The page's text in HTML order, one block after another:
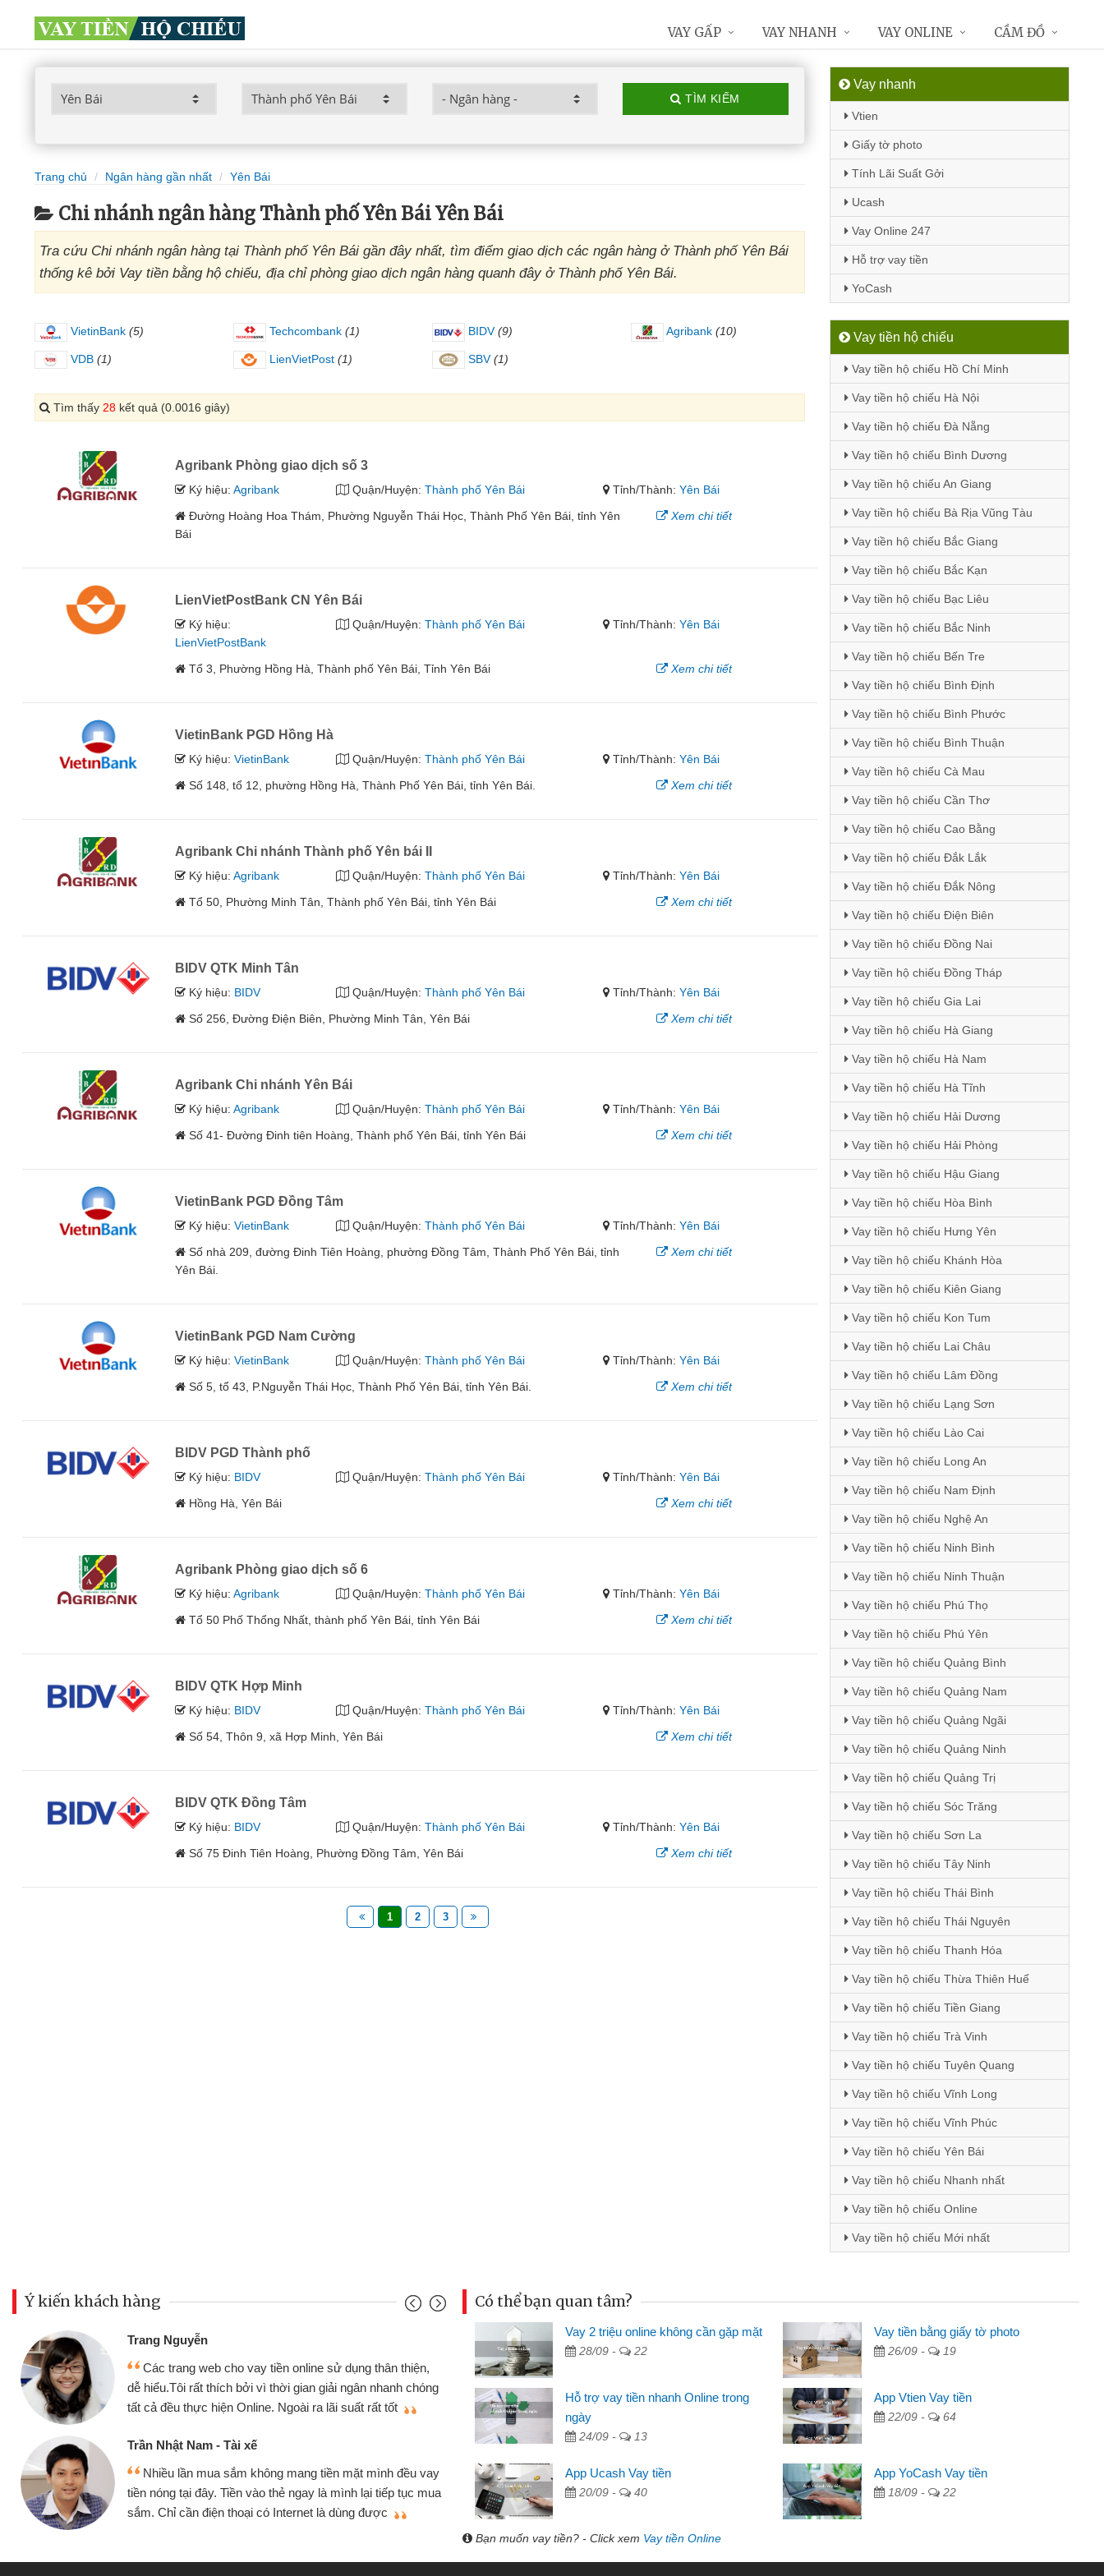
TÌM KIẾM
Trang chủ Ngân hàng gần nhất Yên Bái
Chi nhánh ngân hàng Thành phố Yên Bái Yên Bái
Tra cứu Chi nhánh ngân hàng tại Thành phố Yên Bái gần đây nhất, tìm điểm giao dịch các ngân hàng ở Thành phố Yên Bái
thống kê bởi Vay tiền bằng hộ chiếu, địa chỉ phòng giao dịch ngân hàng quanh đây ở Thành phố Yên Bái.
VietinBank (5) Techcombank (1) BIDV (9) Agribank (10)
VDB (1) LienVietPost (1) SBV (1)
Tìm thấy 28 kết quả (0.0016 giây)
Agribank Phòng giao dịch số 3
Ký hiệu:Agribank Quận/Huyện: Thành phố Yên Bái Tỉnh/Thành:Yên Bái
Đường Hoàng Hoa Thám, Phường Nguyễn Thái Học, Thành Phố Yên Bái, tỉnh Yên
Bái
Xem chi tiết
LienVietPostBank CN Yên Bái
Ký hiệu:
LienVietPostBank
Quận/Huyện: Thành phố Yên Bái Tỉnh/Thành:Yên Bái
Tổ 3, Phường Hồng Hà, Thành phố Yên Bái, Tỉnh Yên Bái Xem chi tiết
VietinBank PGD Hồng Hà
Ký hiệu:VietinBank Quận/Huyện: Thành phố Yên Bái Tỉnh/Thành:Yên Bái
Số 148, tổ 12, phường Hồng Hà, Thành Phố Yên Bái, tỉnh Yên Bái.
Xem chi tiết
Agribank Chi nhánh Thành phố Yên bái II
Ký hiệu:Agribank Quận/Huyện: Thành phố Yên Bái Tỉnh/Thành:Yên Bái
Tổ 50, Phường Minh Tân, Thành phố Yên Bái, tỉnh Yên Bái
Xem chi tiết
BIDV QTK Minh Tân
Ký hiệu: BIDV Quận/Huyện: Thành phố Yên Bái Tỉnh/Thành:Yên Bái
Số 256, Đường Điện Biên, Phường Minh Tân, Yên Bái
Xem chi tiết
Agribank Chi nhánh Yên Bái
Ký hiệu:Agribank Quận/Huyện: Thành phố Yên Bái Tỉnh/Thành:Yên Bái
Số 41- Đường Đinh tiên Hoàng, Thành phố Yên Bái, tỉnh Yên Bái
Xem chi tiết
VietinBank PGD Đồng Tâm
Ký hiệu:VietinBank Quận/Huyện: Thành phố Yên Bái Tỉnh/Thành:Yên Bái
Số nhà 209, đường Đinh Tiên Hoàng, phường Đồng Tâm, Thành Phố Yên Bái, tỉnh
Yên Bái.
Xem chi tiết
VietinBank PGD Nam Cường
Ký hiệu:VietinBank Quận/Huyện: Thành phố Yên Bái Tỉnh/Thành:Yên Bái
Số 5, tổ 43, P.Nguyễn Thái Học, Thành Phố Yên Bái, tỉnh Yên Bái.
Xem chi tiết
BIDV PGD Thành phố
Ký hiệu: BIDV Quận/Huyện: Thành phố Yên Bái Tỉnh/Thành:Yên Bái
Hồng Hà, Yên Bái
Xem chi tiết
Agribank Phòng giao dịch số 6
Ký hiệu:Agribank Quận/Huyện: Thành phố Yên Bái Tỉnh/Thành:Yên Bái
Tổ 50 Phố Thổng Nhất, thành phố Yên Bái, tỉnh Yên Bái
Xem chi tiết
BIDV QTK Hợp Minh
Ký hiệu: BIDV Quận/Huyện: Thành phố Yên Bái Tỉnh/Thành:Yên Bái
Số 54, Thôn 9, xã Hợp Minh, Yên Bái
Xem chi tiết
BIDV QTK Đồng Tâm
Ký hiệu: BIDV Quận/Huyện: Thành phố Yên Bái Tỉnh/Thành:Yên Bái
Số 75 Đinh Tiên Hoàng, Phường Đồng Tâm, Yên Bái
Xem chi tiết
1 2 3
Vay nhanh
Vtien
Giấy tờ photo
Tính Lãi Suất Gởi
Ucash
Vay Online 247
Hỗ trợ vay tiền
YoCash
Vay tiền hộ chiếu
Vay tiền hộ chiếu Hồ Chí Minh
Vay tiền hộ chiếu Hà Nội
Vay tiền hộ chiếu Đà Nẵng
Vay tiền hộ chiếu Bình Dương
Vay tiền hộ chiếu An Giang
Vay tiền hộ chiếu Bà Rịa Vũng Tàu
Vay tiền hộ chiếu Bắc Giang
Vay tiền hộ chiếu Bắc Kạn
Vay tiền hộ chiếu Bạc Liêu
Vay tiền hộ chiếu Bắc Ninh
Vay tiền hộ chiếu Bến Tre
Vay tiền hộ chiếu Bình Định
Vay tiền hộ chiếu Bình Phước
Vay tiền hộ chiếu Bình Thuận
Vay tiền hộ chiếu Cà Mau
Vay tiền hộ chiếu Cần Thơ
Vay tiền hộ chiếu Cao Bằng
Vay tiền hộ chiếu Đắk Lắk
Vay tiền hộ chiếu Đắk Nông
Vay tiền hộ chiếu Điện Biên
Vay tiền hộ chiếu Đồng Nai
Vay tiền hộ chiếu Đồng Tháp
Vay tiền hộ chiếu Gia Lai
Vay tiền hộ chiếu Hà Giang
Vay tiền hộ chiếu Hà Nam
Vay tiền hộ chiếu Hà Tĩnh
Vay tiền hộ chiếu Hải Dương
Vay tiền hộ chiếu Hải Phòng
Vay tiền hộ chiếu Hậu Giang
Vay tiền hộ chiếu Hòa Bình
Vay tiền hộ chiếu Hưng Yên
Vay tiền hộ chiếu Khánh Hòa
Vay tiền hộ chiếu Kiên Giang
Vay tiền hộ chiếu Kon Tum
Vay tiền hộ chiếu Lai Châu
Vay tiền hộ chiếu Lâm Đồng
Vay tiền hộ chiếu Lạng Sơn
Vay tiền hộ chiếu Lào Cai
Vay tiền hộ chiếu Long An
Vay tiền hộ chiếu Nam Định
Vay tiền hộ chiếu Nghệ An
Vay tiền hộ chiếu Ninh Bình
Vay tiền hộ chiếu Ninh Thuận
Vay tiền hộ chiếu Phú Thọ
Vay tiền hộ chiếu Phú Yên
Vay tiền hộ chiếu Quảng Bình
Vay tiền hộ chiếu Quảng Nam
Vay tiền hộ chiếu Quảng Ngãi
Vay tiền hộ chiếu Quảng Ninh
Vay tiền hộ chiếu Quảng Trị
Vay tiền hộ chiếu Sóc Trăng
Vay tiền hộ chiếu Sơn La
Vay tiền hộ chiếu Tây Ninh
Vay tiền hộ chiếu Thái Bình
Vay tiền hộ chiếu Thái Nguyên
Vay tiền hộ chiếu Thanh Hóa
Vay tiền hộ chiếu Thừa Thiên Huế
Vay tiền hộ chiếu Tiền Giang
Vay tiền hộ chiếu Trà Vinh
Vay tiền hộ chiếu Tuyên Quang
Vay tiền hộ chiếu Vĩnh Long
Vay tiền hộ chiếu Vĩnh Phúc
Vay tiền hộ chiếu Yên Bái
Vay tiền hộ chiếu Nhanh nhất
Vay tiền hộ chiếu Online
Vay tiền hộ chiếu Mới nhất
VAY GẤP VAY NHANH VAY ONLINE CẦM ĐỒ
Ý kiến khách hàng
thân thiện,
chóng
tốt
đều vay
tiếp tục mua
Đoàn Hữu Cảnh
Mình cần tiền gấp nên định cầm cố chiếc xe wave
nhưng thật may đã có gói vay tiền bằng CMND online
không cần gặp mặt nên rất tiện lợi, sẽ giới thiệu cho bạn
Tôi kinh doanh buôn bán nhỏ lẻ nhiều lúc cần vốn nhập
hàng, nhờ biết đến website qua bạn bè giới thiệu tôi đã giải
quyết được công việc của mình nhanh chóng
Mai Lan - Sinh viên
Tôi biết đến thông qua quảng cáo trên facebook. Tôi là
sinh viên nên cần đóng tiền nhà, sinh nhật bạn bè, mà đọc
thấy thủ tục nhanh gọn nên tôi quyết định vay
Lâm Minh Chánh
Mất 2 tuần các ngân hàng không ai cho vay. Trong khi
cần có 2 triệu để giải quyết việc riêng, trong 1-2 ngày tôi trả
được thôi. Cảm ơn đã giúp tôi kịp thời và nhanh chóng
Có thể bạn quan tâm?
Vay 2 triệu online không cần gặp mặt
28/09 - 22
Vay tiền bằng giấy tờ photo
26/09 - 19
Hỗ trợ vay tiền nhanh Online trong
ngày
24/09 - 13
App Vtien Vay tiền
22/09 - 64
App Ucash Vay tiền
20/09 - 40
App YoCash Vay tiền
18/09 - 22
Bạn muốn vay tiền? - Click xem Vay tiền Online